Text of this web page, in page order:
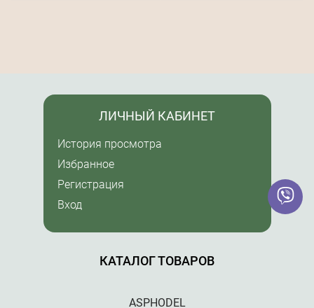
КАТАЛОГ ТОВАРОВ
ASPHODEL
ЛИЧНЫЙ КАБИНЕТ
История просмотра
Избранное
Регистрация
Вход